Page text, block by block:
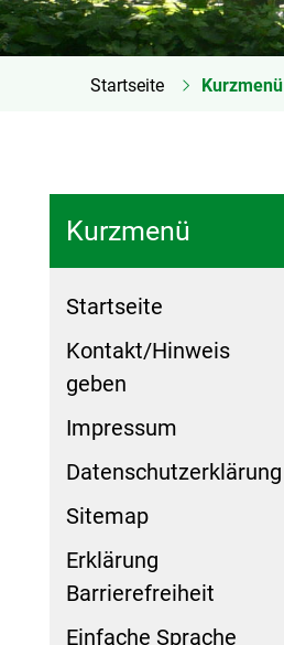
Startseite Kurzmenü
Kurzmenü
Startseite
Kontakt/Hinweis
geben
Impressum
Datenschutzerklärung
Sitemap
Erklärung
Barrierefreiheit
Einfache Sprache